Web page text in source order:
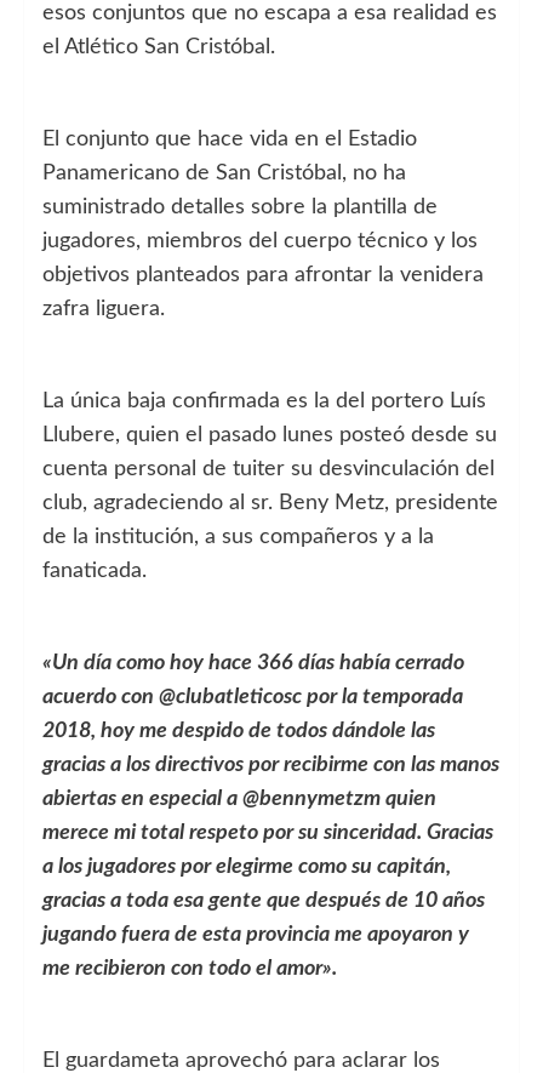
esos conjuntos que no escapa a esa realidad es
el Atlético San Cristóbal.
El conjunto que hace vida en el Estadio
Panamericano de San Cristóbal, no ha
suministrado detalles sobre la plantilla de
jugadores, miembros del cuerpo técnico y los
objetivos planteados para afrontar la venidera
zafra liguera.
La única baja confirmada es la del portero Luís
Llubere, quien el pasado lunes posteó desde su
cuenta personal de tuiter su desvinculación del
club, agradeciendo al sr. Beny Metz, presidente
de la institución, a sus compañeros y a la
fanaticada.
«Un día como hoy hace 366 días había cerrado
acuerdo con @clubatleticosc por la temporada
2018, hoy me despido de todos dándole las
gracias a los directivos por recibirme con las manos
abiertas en especial a @bennymetzm quien
merece mi total respeto por su sinceridad. Gracias
a los jugadores por elegirme como su capitán,
gracias a toda esa gente que después de 10 años
jugando fuera de esta provincia me apoyaron y
me recibieron con todo el amor».
El guardameta aprovechó para aclarar los